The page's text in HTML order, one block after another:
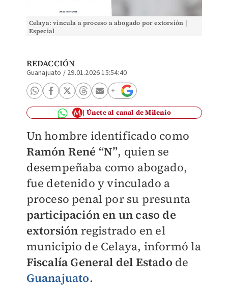
Celaya: vincula a proceso a abogado por extorsión |
Especial
REDACCIÓN
Guanajuato / 29.01.2026 15:54:40
Únete al canal de Milenio
Un hombre identificado como
Ramón René “N”, quien se
desempeñaba como abogado,
fue detenido y vinculado a
proceso penal por su presunta
participación en un caso de
extorsión registrado en el
municipio de Celaya, informó la
Fiscalía General del Estado de
Guanajuato.